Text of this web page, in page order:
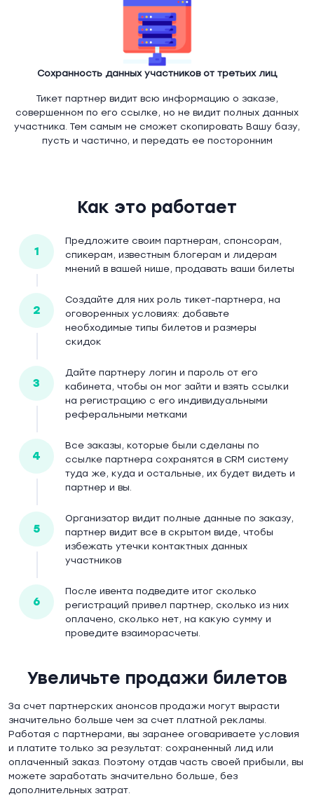
Сохранность данных участников от третьих лиц
Тикет партнер видит всю информацию о заказе,
совершенном по его ссылке, но не видит полных данных
участника. Тем самым не сможет скопировать Вашу базу,
пусть и частично, и передать ее посторонним
Как это работает
1
Предложите своим партнерам, спонсорам,
спикерам, известным блогерам и лидерам
мнений в вашей нише, продавать ваши билеты
2
Создайте для них роль тикет-партнера, на
оговоренных условиях: добавьте
необходимые типы билетов и размеры
скидок
3
Дайте партнеру логин и пароль от его
кабинета, чтобы он мог зайти и взять ссылки
на регистрацию с его индивидуальными
реферальными метками
4
Все заказы, которые были сделаны по
ссылке партнера сохранятся в CRM систему
туда же, куда и остальные, их будет видеть и
партнер и вы.
5
Организатор видит полные данные по заказу,
партнер видит все в скрытом виде, чтобы
избежать утечки контактных данных
участников
6
После ивента подведите итог сколько
регистраций привел партнер, сколько из них
оплачено, сколько нет, на какую сумму и
проведите взаиморасчеты.
Увеличьте продажи билетов
За счет партнерских анонсов продажи могут вырасти
значительно больше чем за счет платной рекламы.
Работая с партнерами, вы заранее оговариваете условия
и платите только за результат: сохраненный лид или
оплаченный заказ. Поэтому отдав часть своей прибыли, вы
можете заработать значительно больше, без
дополнительных затрат.